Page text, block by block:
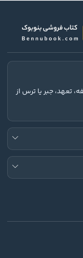
تعهد، جبر یا ترس از